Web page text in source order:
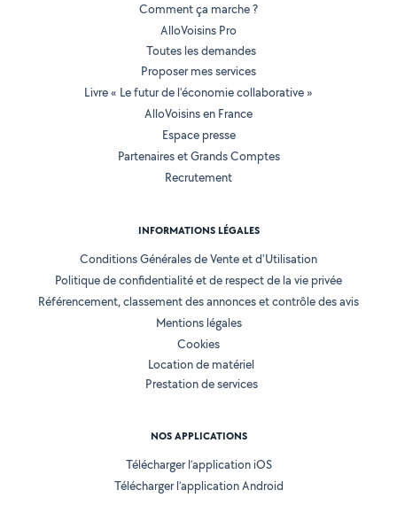
Comment ça marche ?
AlloVoisins Pro
Toutes les demandes
Proposer mes services
Livre « Le futur de l'économie collaborative »
AlloVoisins en France
Espace presse
Partenaires et Grands Comptes
Recrutement
INFORMATIONS LÉGALES
Conditions Générales de Vente et d'Utilisation
Politique de confidentialité et de respect de la vie privée
Référencement, classement des annonces et contrôle des avis
Mentions légales
Cookies
Location de matériel
Prestation de services
NOS APPLICATIONS
Télécharger l’application iOS
Télécharger l’application Android